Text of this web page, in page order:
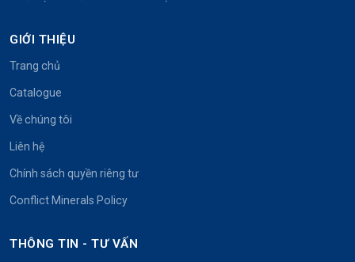
GIỚI THIỆU
Trang chủ
Catalogue
Về chúng tôi
Liên hệ
Chính sách quyền riêng tư
Conflict Minerals Policy
THÔNG TIN - TƯ VẤN